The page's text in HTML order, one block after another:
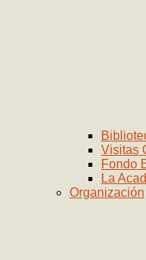
Visitas
Fondo
La
Organización